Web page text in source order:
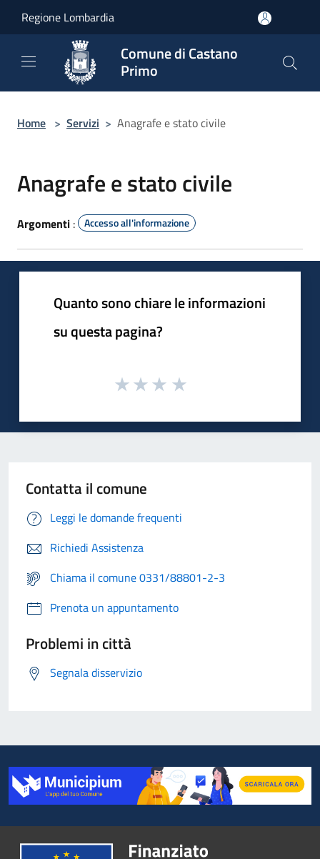
Regione Lombardia
Comune di Castano
Primo
Home > Servizi > Anagrafe e stato civile
Anagrafe e stato civile
Argomenti : Accesso all'informazione
Quanto sono chiare le informazioni
su questa pagina?
Contatta il comune
Leggi le domande frequenti
Richiedi Assistenza
Chiama il comune 0331/88801-2-3
Prenota un appuntamento
Problemi in città
Segnala disservizio